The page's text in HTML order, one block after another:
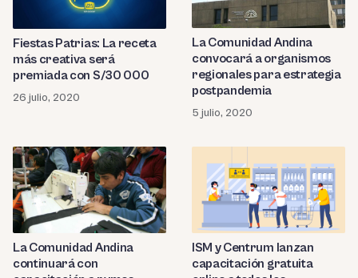
Fiestas Patrias: La receta
más creativa será
premiada con S/30 000
26 julio, 2020
La Comunidad Andina
convocará a organismos
regionales para estrategia
postpandemia
5 julio, 2020
La Comunidad Andina
continuará con
ISM y Centrum lanzan
capacitación gratuita